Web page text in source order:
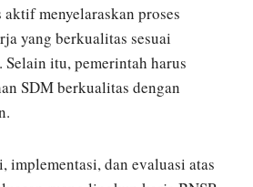
menyelaraskan proses
yang berkualitas sesuai
itu, pemerintah harus
SDM berkualitas dengan
implementasi, dan evaluasi atas